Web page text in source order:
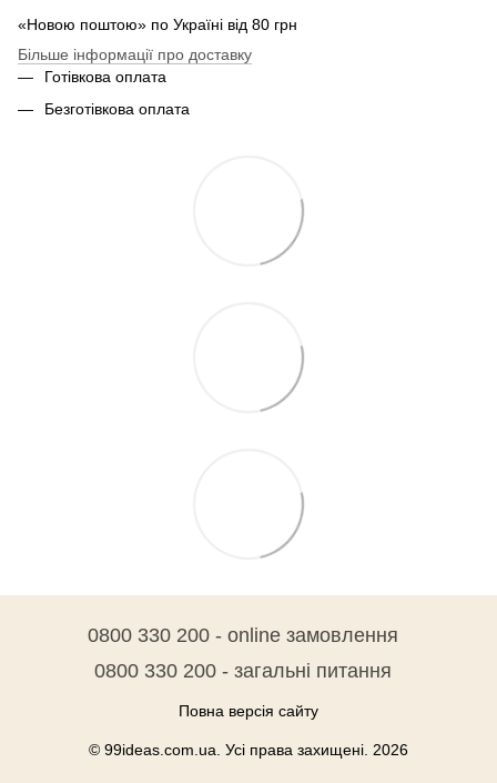
«Новою поштою» по Україні від 80 грн
Більше інформації про доставку
Готівкова оплата
Безготівкова оплата
0800 330 200 - online замовлення
0800 330 200 - загальні питання
Повна версія сайту
© 99ideas.com.ua. Усі права захищені. 2026